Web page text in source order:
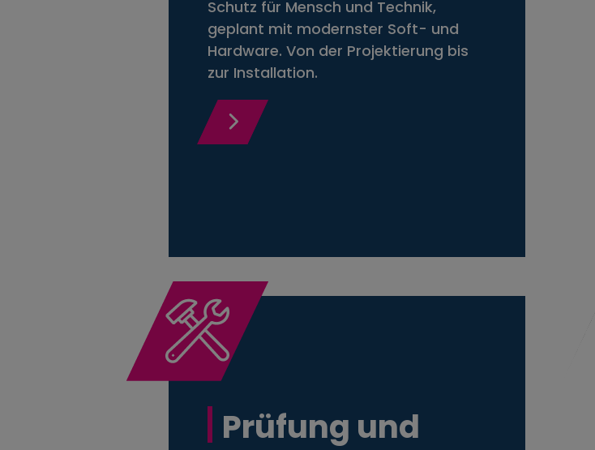
Schutz für Mensch und Technik,
geplant mit modernster Soft- und
Hardware. Von der Projektierung bis
zur Installation.
Prüfung und